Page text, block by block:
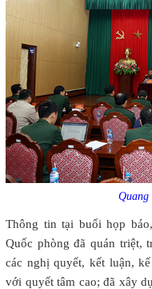
Quang
Thông tin tại buổi họp
Quốc phòng đã quán triệt,
các nghị quyết, kết luận,
với quyết tâm cao; đã xây